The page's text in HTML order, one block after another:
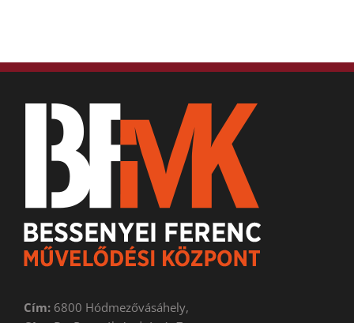
Cím: 6800 Hódmezővásáhely,